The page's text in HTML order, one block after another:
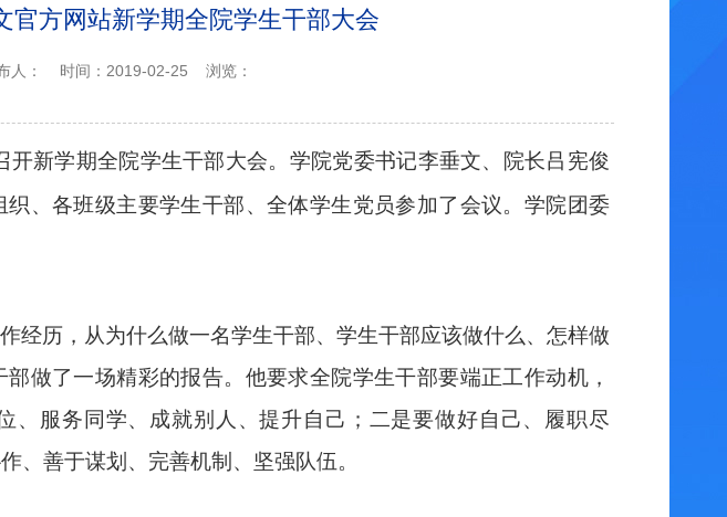
官方网站新学期全院学生干部大会
人： 时间：2019-02-25 浏览：
开新学期全院学生干部大会。学院党委书记李垂文、院长吕宪俊
织、各班级主要学生干部、全体学生党员参加了会议。 学院团委
经历，从为什么做一名学生干部、学生干部应该做什么、怎样做
做了一场精彩的报告。他要求全院学生干部要端正工作动机，
、服务同学、成就别人、提升自己；二是要做好自己、履职尽
、善于谋划、完善机制、坚强队伍。